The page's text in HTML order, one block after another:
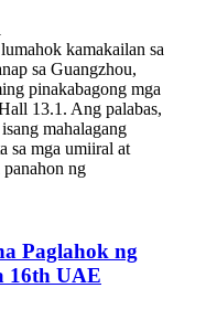
kamakailan sa
sa Guangzhou,
pinakabagong mga
13.1. Ang palabas,
mahalagang
sa mga umiiral at
panahon ng
Paglahok ng
16th UAE